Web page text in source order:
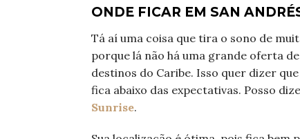
ONDE FICAR EM SAN
Tá aí uma coisa que tira o sono de
porque lá não há uma grande oferta
destinos do Caribe. Isso quer dizer
fica abaixo das expectativas. Posso
Sunrise.